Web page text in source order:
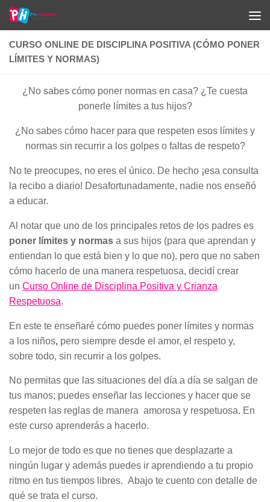
Saltar al contenido
CURSO ONLINE DE DISCIPLINA POSITIVA (CÓMO PONER
LÍMITES Y NORMAS)
¿No sabes cómo poner normas en casa? ¿Te cuesta
ponerle límites a tus hijos?
¿No sabes cómo hacer para que respeten esos límites y
normas sin recurrir a los golpes o faltas de respeto?
No te preocupes, no eres el único. De hecho ¡esa consulta
la recibo a diario! Desafortunadamente, nadie nos enseñó
a educar.
Al notar que uno de los principales retos de los padres es
poner límites y normas a sus hijos (para que aprendan y
entiendan lo que está bien y lo que no), pero que no saben
cómo hacerlo de una manera respetuosa, decidí crear
un Curso Online de Disciplina Positiva y Crianza
Respetuosa.
En este te enseñaré cómo puedes poner límites y normas
a los niños, pero siempre desde el amor, el respeto y,
sobre todo, sin recurrir a los golpes.
No permitas que las situaciones del día a día se salgan de
tus manos; puedes enseñar las lecciones y hacer que se
respeten las reglas de manera amorosa y respetuosa. En
este curso aprenderás a hacerlo.
Lo mejor de todo es que no tienes que desplazarte a
ningún lugar y además puedes ir aprendiendo a tu propio
ritmo en tus tiempos libres. Abajo te cuento con detalle de
qué se trata el curso.